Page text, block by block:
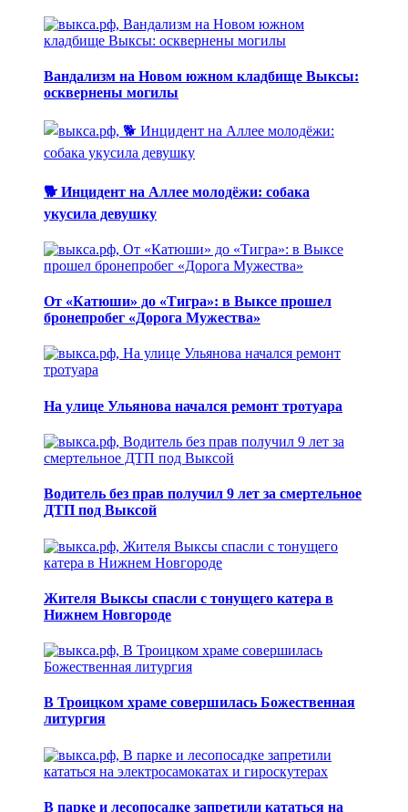
Вандализм на Новом южном кладбище Выксы:
осквернены могилы
🐕 Инцидент на Аллее молодёжи: собака
укусила девушку
От «Катюши» до «Тигра»: в Выксе прошел
бронепробег «Дорога Мужества»
На улице Ульянова начался ремонт тротуара
Водитель без прав получил 9 лет за смертельное
ДТП под Выксой
Жителя Выксы спасли с тонущего катера в
Нижнем Новгороде
В Троицком храме совершилась Божественная
литургия
В парке и лесопосадке запретили кататься на